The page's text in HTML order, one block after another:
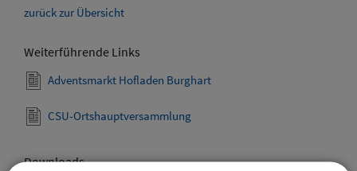
zurück zur Übersicht
Weiterführende Links
Adventsmarkt Hofladen Burghart
CSU-Ortshauptversammlung
Downloads